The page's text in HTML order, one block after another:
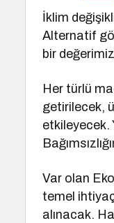
İklim
Alternatif
bir
Her türlü
getirilecek,
etkileyecek.
Var olan
temel
alınacak.